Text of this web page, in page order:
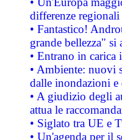
differenze regionali
• Fantastico!
grande bellezza" si
• Entrano in
• Ambiente: nuovi
dalle inondazioni e
• A giudizio degli
attua le
• Siglato tra UE e
• Un'agenda per il